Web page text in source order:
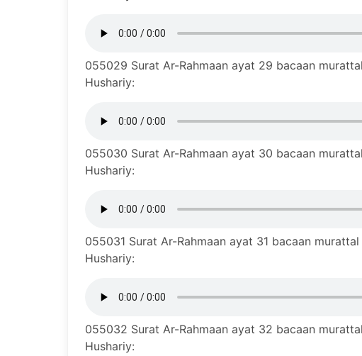
055029 Surat Ar-Rahmaan ayat 29 bacaan
Hushariy:
055030 Surat Ar-Rahmaan ayat 30 bacaan
Hushariy:
055031 Surat Ar-Rahmaan ayat 31 bacaan
Hushariy:
055032 Surat Ar-Rahmaan ayat 32 bacaan
Hushariy: